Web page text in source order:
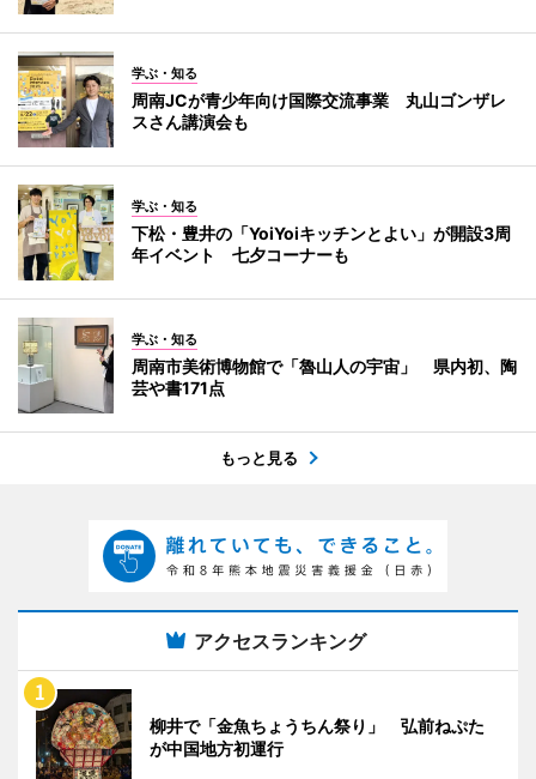
学ぶ・知る
周南JCが青少年向け国際交流事業 丸山ゴンザレ
スさん講演会も
学ぶ・知る
下松・豊井の「YoiYoiキッチンとよい」が開設3周
年イベント 七夕コーナーも
学ぶ・知る
周南市美術博物館で「魯山人の宇宙」 県内初、陶
芸や書171点
もっと見る
アクセスランキング
柳井で「金魚ちょうちん祭り」 弘前ねぷた
が中国地方初運行